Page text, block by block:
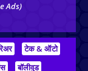
Ads)
टेक & ऑटो
बॉलीवुड